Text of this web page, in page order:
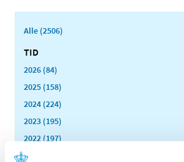
Alle (2506)
TID
2026 (84)
2025 (158)
2024 (224)
2023 (195)
2022 (197)
2021 (516)